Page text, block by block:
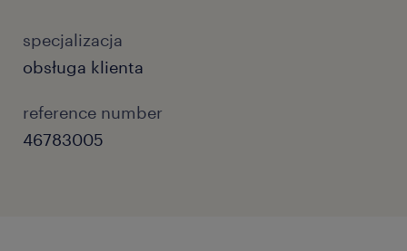
specjalizacja
obsługa klienta
reference number
46783005